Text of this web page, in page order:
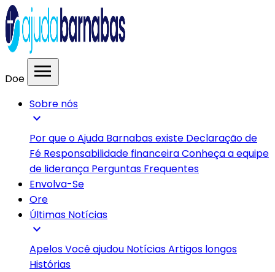
Doe menu
Sobre nós
expand_more
Por que o Ajuda Barnabas existe Declaração de
Fé Responsabilidade financeiraConheça a equipe
de liderança Perguntas Frequentes
Envolva-Se
Ore
Últimas Notícias
expand_more
ApelosVocê ajudou NotíciasArtigos longos
Histórias